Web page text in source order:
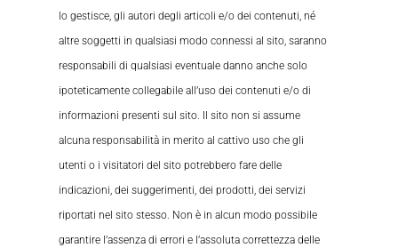
lo gestisce, gli autori degli articoli e/o dei contenuti, né
altre soggetti in qualsiasi modo connessi al sito, saranno
responsabili di qualsiasi eventuale danno anche solo
ipoteticamente collegabile all’uso dei contenuti e/o di
informazioni presenti sul sito. Il sito non si assume
alcuna responsabilità in merito al cattivo uso che gli
utenti o i visitatori del sito potrebbero fare delle
indicazioni, dei suggerimenti, dei prodotti, dei servizi
riportati nel sito stesso. Non è in alcun modo possibile
garantire l’assenza di errori e l’assoluta correttezza delle